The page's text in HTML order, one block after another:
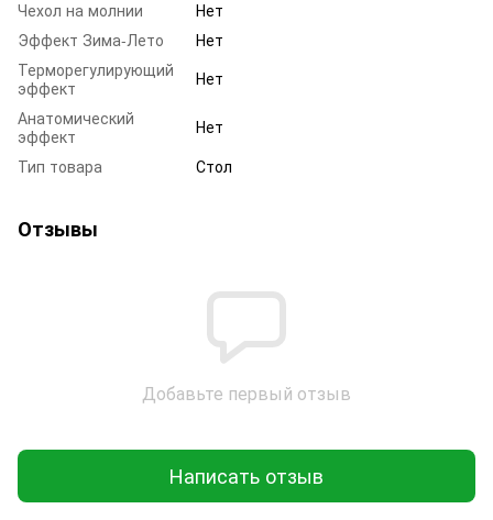
Чехол на молнии
Нет
Эффект Зима-Лето
Нет
Терморегулирующий
эффект
Нет
Анатомический
эффект
Нет
Тип товара
Стол
Отзывы
Добавьте первый отзыв
Написать отзыв